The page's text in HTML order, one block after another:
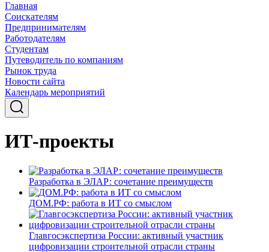
Главная
Соискателям
Предпринимателям
Работодателям
Студентам
Путеводитель по компаниям
Рынок труда
Новости сайта
Календарь мероприятий
ИТ-проекты
Разработка в ЭЛАР: сочетание преимуществ
ДОМ.РФ: работа в ИТ со смыслом
Главгосэкспертиза России: активный участник
цифровизации строительной отрасли страны